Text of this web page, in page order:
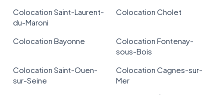
Colocation Saint-Laurent-
du-Maroni
Colocation Cholet
Colocation Bayonne
Colocation Fontenay-
sous-Bois
Colocation Saint-Ouen-
sur-Seine
Colocation Cagnes-sur-
Mer